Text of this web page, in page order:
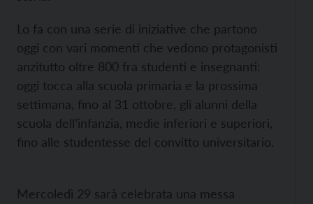
Lo fa con una serie di iniziative che partono
oggi con vari momenti che vedono protagonisti
anzitutto oltre 800 fra studenti e insegnanti:
oggi tocca alla scuola primaria e la prossima
settimana, fino al 31 ottobre, gli alunni della
scuola dell’infanzia, medie inferiori e superiori,
fino alle studentesse del convitto universitario.
Mercoledì 29 sarà celebrata una messa